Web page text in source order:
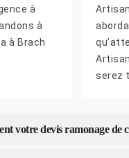
à
à
à Brach
serez
votre devis ramonage de